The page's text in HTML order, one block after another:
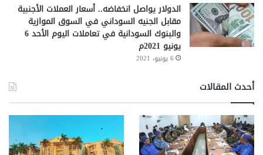
الدولار يواصل انخفاضه.. أسعار العملات الأجنبية
مقابل الجنيه السوداني في السوق الموازية
والبنوك السودانية في تعاملات اليوم الأحد 6
يونيو 2021م
6 يونيو، 2021
أحدث المقالات